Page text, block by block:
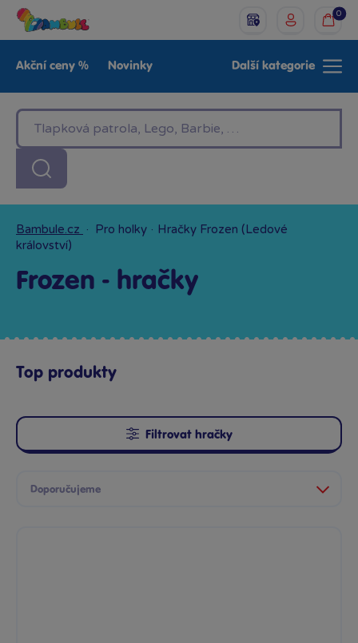
0
Akční ceny % Novinky
LEGO®
Baby Značky
Další kategorie
Bambule.cz · Pro holky · Hračky Frozen (Ledové
království)
Frozen - hračky
Top produkty
Filtrovat hračky